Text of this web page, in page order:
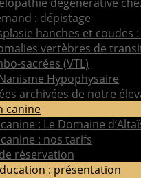
: dépistage
hanches et coudes
vertèbres de
sacrées (VTL)
Hypophysaire
archivées de notre
canine
: Le Domaine
: nos tarifs
réservation
: présentation